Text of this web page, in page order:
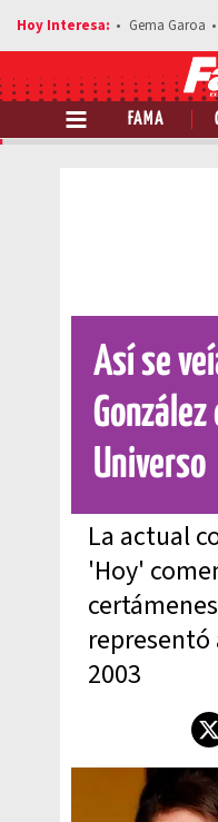
Gema Garoa
FAMA
Así se
González
Universo
La actual
'Hoy'
representó
2003